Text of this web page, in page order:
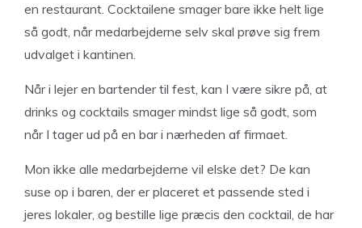
en restaurant. Cocktailene smager bare ikke helt lige
så godt, når medarbejderne selv skal prøve sig frem
udvalget i kantinen.
Når i lejer en bartender til fest, kan I være sikre på, at
drinks og cocktails smager mindst lige så godt, som
når I tager ud på en bar i nærheden af firmaet.
Mon ikke alle medarbejderne vil elske det? De kan
suse op i baren, der er placeret et passende sted i
jeres lokaler, og bestille lige præcis den cocktail, de har